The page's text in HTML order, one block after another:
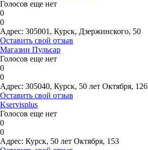
Голосов еще нет
0
0
Адрес: 305001, Курск, Дзержинского, 50
Оставить свой отзыв
Магазин Пульсар
Голосов еще нет
0
0
Адрес: 305040, Курск, 50 лет Октября, 126
Оставить свой отзыв
Kservisplus
Голосов еще нет
0
0
Адрес: Курск, 50 лет Октября, 153